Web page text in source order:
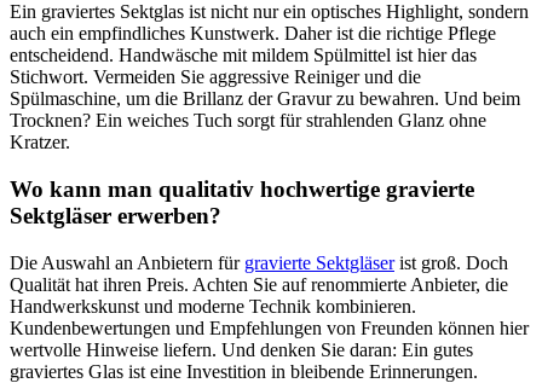
Ein graviertes Sektglas ist nicht nur ein optisches Highlight, sondern
auch ein empfindliches Kunstwerk. Daher ist die richtige Pflege
entscheidend. Handwäsche mit mildem Spülmittel ist hier das
Stichwort. Vermeiden Sie aggressive Reiniger und die
Spülmaschine, um die Brillanz der Gravur zu bewahren. Und beim
Trocknen? Ein weiches Tuch sorgt für strahlenden Glanz ohne
Kratzer.
Wo kann man qualitativ hochwertige gravierte
Sektgläser erwerben?
Die Auswahl an Anbietern für gravierte Sektgläserist groß. Doch
Qualität hat ihren Preis. Achten Sie auf renommierte Anbieter, die
Handwerkskunst und moderne Technik kombinieren.
Kundenbewertungen und Empfehlungen von Freunden können hier
wertvolle Hinweise liefern. Und denken Sie daran: Ein gutes
graviertes Glas ist eine Investition in bleibende Erinnerungen.